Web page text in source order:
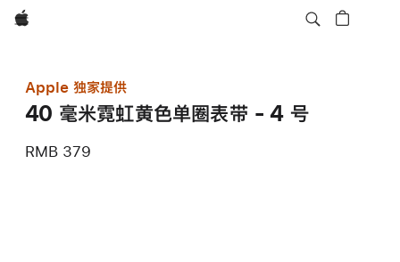
Apple
Apple 独家提供
40 毫米霓虹黄色单圈表带 - 4 号
RMB 379